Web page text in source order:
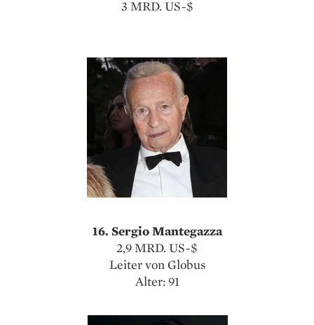
3 MRD. US-$
16. Sergio Mantegazza
2,9 MRD. US-$
Leiter von Globus
Alter: 91